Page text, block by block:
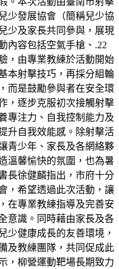
少發展協會（簡稱兒少協
少及家長共同參與，展現
內容包括空氣手槍、.22
，由專業教練於活動開始
本射擊技巧，再採分組輪
而是鼓勵參與者在安全環
，逐步克服初次接觸射擊
專注力、自我控制能力及
升自我效能感。除射擊活
青少年、家長及各網絡夥
溫馨愉快的氛圍，也為暑
長徐健麟指出，市府十分
，希望透過此次活動，讓
在專業教練指導及完善安
意識。同時藉由家長及各
少健康成長的友善環境，
及教練團隊，共同促成此
，柳營運動靶場長期致力